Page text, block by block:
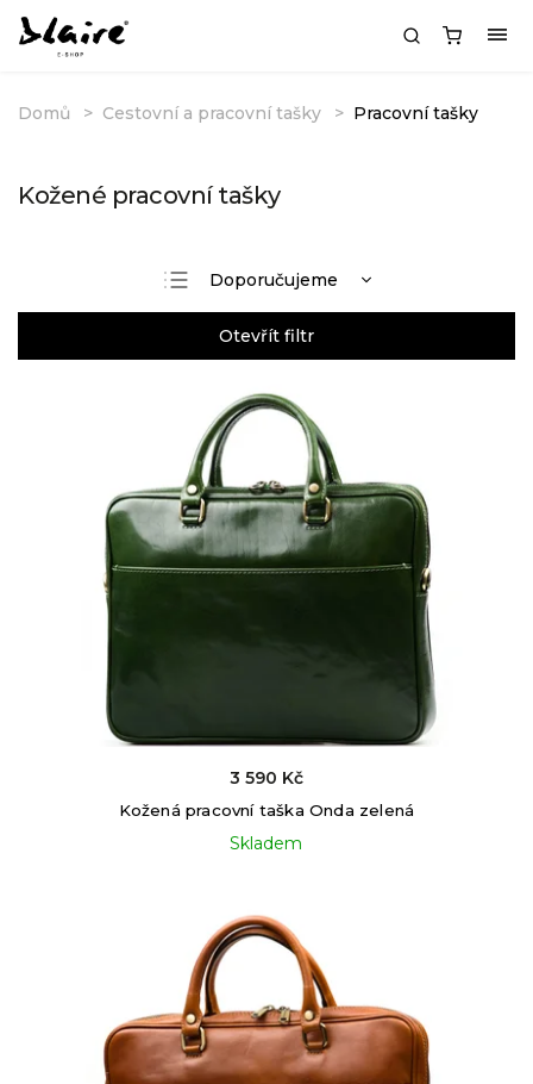
Domů Cestovní a pracovní tašky Pracovní tašky
Kožené pracovní tašky
Doporučujeme
Nejlevnější
Nejdražší
Nejprodávanější
Abecedně
Otevřít filtr
Kožená pracovní taška Onda zelená
Skladem
3 590 Kč